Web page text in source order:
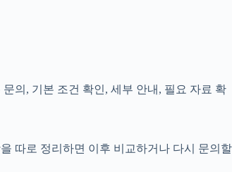
의, 기본 조건 확인, 세부 안내, 필요 자료 확
따로 정리하면 이후 비교하거나 다시 문의할